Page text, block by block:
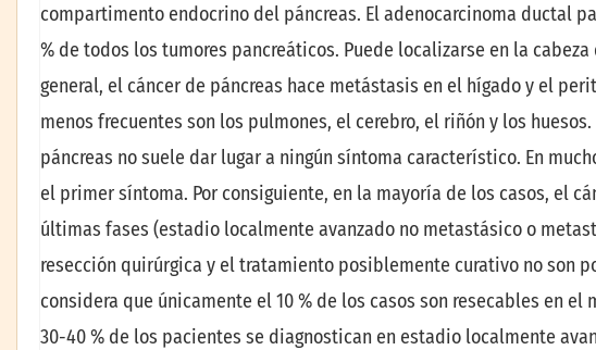
compartimento endocrino del páncreas. El adenocarcinoma ductal
% de todos los tumores pancreáticos. Puede localizarse en la
general, el cáncer de páncreas hace metástasis en el hígado y el
menos frecuentes son los pulmones, el cerebro, el riñón y los
páncreas no suele dar lugar a ningún síntoma característico. En
el primer síntoma. Por consiguiente, en la mayoría de los casos, el
últimas fases (estadio localmente avanzado no metastásico o
resección quirúrgica y el tratamiento posiblemente curativo no son
considera que únicamente el 10 % de los casos son resecables en
30-40 % de los pacientes se diagnostican en estadio localmente